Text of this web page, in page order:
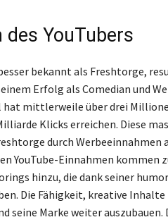
des YouTubers
bekannt als Freshtorge,
Erfolg als Comedian und
hat mittlerweile über drei
Klicks erreichen. Diese
durch
YouTube-Einnahmen kommen
hinzu, die dank seiner
Die Fähigkeit, kreative
seine Marke weiter auszubauen.